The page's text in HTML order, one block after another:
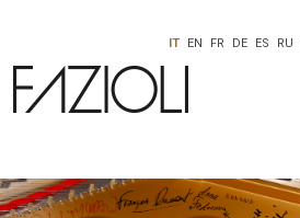
IT EN FR DE ES RU